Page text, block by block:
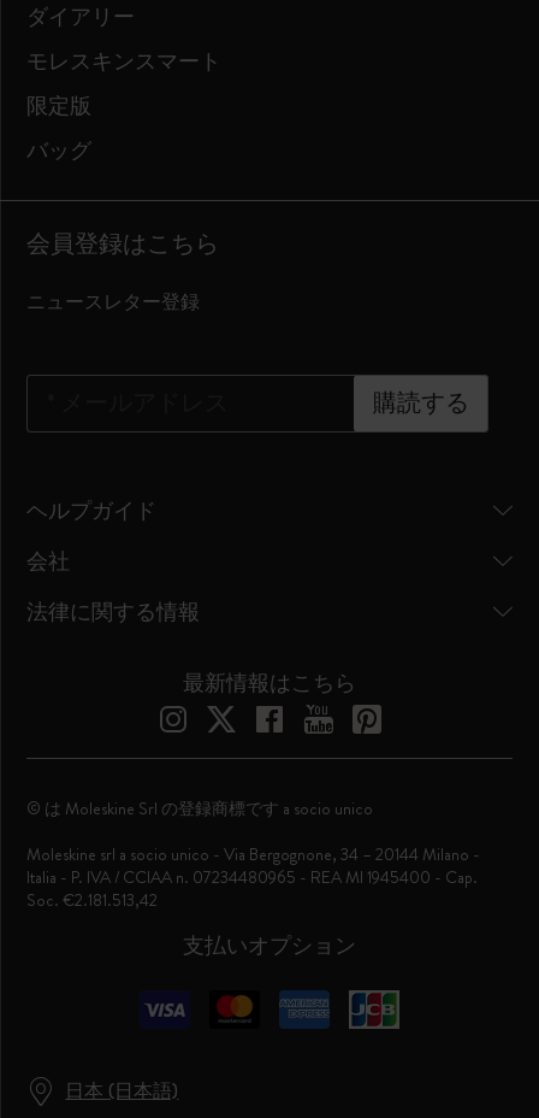
ダイアリー
モレスキンスマート
限定版
バッグ
会員登録はこちら
ニュースレター登録
購読する
ヘルプガイド
会社
法律に関する情報
最新情報はこちら
日本 (日本語)
支払いオプション
© は Moleskine Srl の登録商標です a socio unico
Moleskine srl a socio unico - Via Bergognone, 34 – 20144 Milano -
Italia - P. IVA / CCIAA n. 07234480965 - REA MI 1945400 - Cap.
Soc. €2.181.513,42